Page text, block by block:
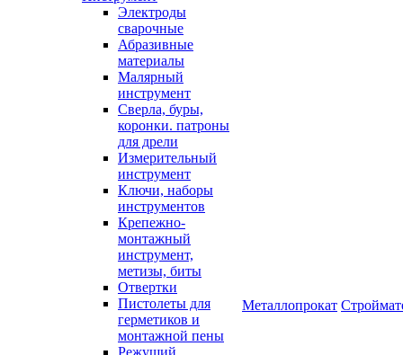
Электроды
сварочные
Абразивные
материалы
Малярный
инструмент
Сверла, буры,
коронки. патроны
для дрели
Измерительный
инструмент
Ключи, наборы
инструментов
Крепежно-
монтажный
инструмент,
метизы, биты
Отвертки
Пистолеты для
герметиков и
монтажной пены
Режущий
Металлопрокат